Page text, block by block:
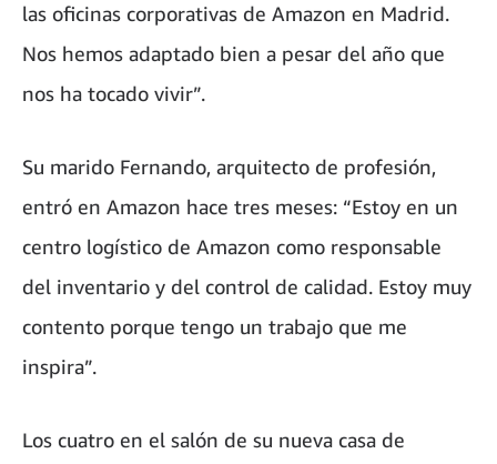
las oficinas corporativas de Amazon en Madrid.
Nos hemos adaptado bien a pesar del año que
nos ha tocado vivir”.
Su marido Fernando, arquitecto de profesión,
entró en Amazon hace tres meses: “Estoy en un
centro logístico de Amazon como responsable
del inventario y del control de calidad. Estoy muy
contento porque tengo un trabajo que me
inspira”.
Los cuatro en el salón de su nueva casa de